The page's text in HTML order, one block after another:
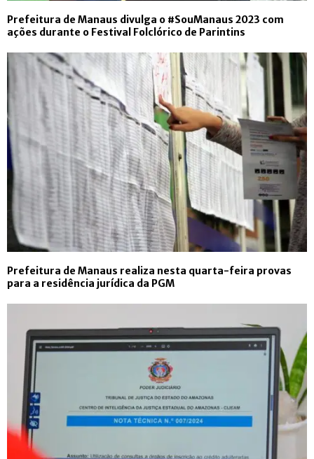
Prefeitura de Manaus divulga o #SouManaus 2023 com
ações durante o Festival Folclórico de Parintins
Prefeitura de Manaus realiza nesta quarta-feira provas
para a residência jurídica da PGM